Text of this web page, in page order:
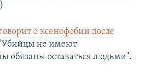
о ксенофобии после
не имеют
обязаны оставаться людьми".